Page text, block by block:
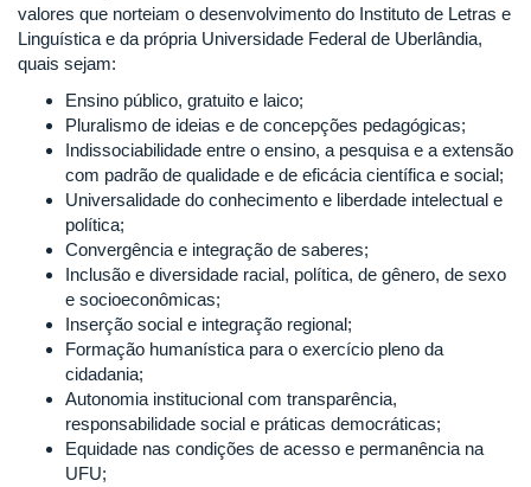
valores que norteiam o desenvolvimento do Instituto de Letras e
Linguística e da própria Universidade Federal de Uberlândia,
quais sejam:
Ensino público, gratuito e laico;
Pluralismo de ideias e de concepções pedagógicas;
Indissociabilidade entre o ensino, a pesquisa e a extensão
com padrão de qualidade e de eficácia científica e social;
Universalidade do conhecimento e liberdade intelectual e
política;
Convergência e integração de saberes;
Inclusão e diversidade racial, política, de gênero, de sexo
e socioeconômicas;
Inserção social e integração regional;
Formação humanística para o exercício pleno da
cidadania;
Autonomia institucional com transparência,
responsabilidade social e práticas democráticas;
Equidade nas condições de acesso e permanência na
UFU;